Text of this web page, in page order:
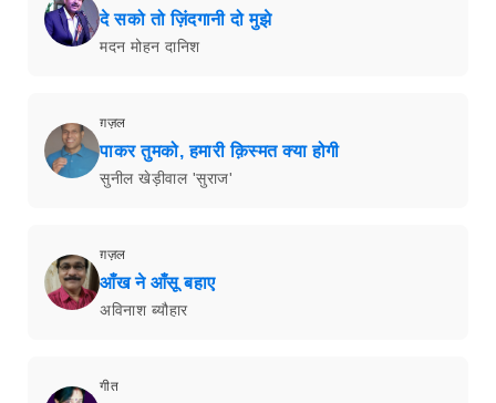
दे सको तो ज़िंदगानी दो मुझे
मदन मोहन दानिश
ग़ज़ल
पाकर तुमको, हमारी क़िस्मत क्या होगी
सुनील खेड़ीवाल 'सुराज'
ग़ज़ल
आँख ने आँसू बहाए
अविनाश ब्यौहार
गीत